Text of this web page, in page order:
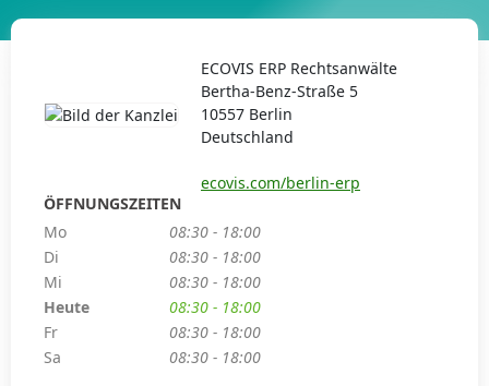
ECOVIS ERP Rechtsanwälte
Bertha-Benz-Straße 5
10557 Berlin
Deutschland
ecovis.com/berlin-erp
ÖFFNUNGSZEITEN
Mo
08:30 - 18:00
Di
08:30 - 18:00
Mi
08:30 - 18:00
Heute
08:30 - 18:00
Fr
08:30 - 18:00
Sa
08:30 - 18:00